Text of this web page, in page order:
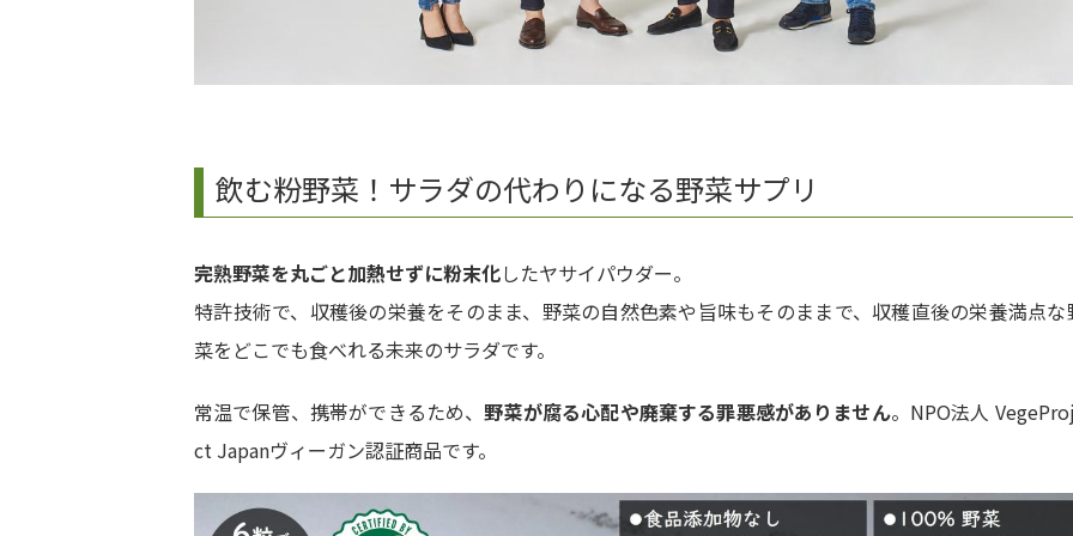
飲む粉野菜！サラダの代わりになる野菜サプリ
完熟野菜を丸ごと加熱せずに粉末化したヤサイパウダー。
特許技術で、収穫後の栄養をそのまま、野菜の自然色素や旨味もそのままで、収穫直後の栄養満点な
菜をどこでも食べれる未来のサラダです。
常温で保管、携帯ができるため、 野菜が腐る心配や廃棄する罪悪感がありません。NPO法人
ct Japanヴィーガン認証商品です。